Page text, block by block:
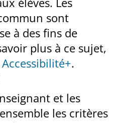
sont
à des fins de
plus à ce sujet,
Accessibilité+.
et les
les critères